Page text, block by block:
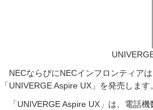
NECならびにNECインフロンティア
「UNIVERGE Aspire UX」を発売しま
「UNIVERGE Aspire UX」は、電話機